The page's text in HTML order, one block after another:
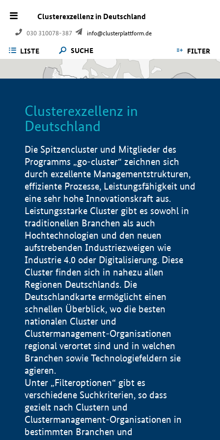
Clusterexzellenz in Deutschland
030 310078-387 info@clusterplattform.de
LISTE SUCHE FILTER
Clusterexzellenz in
Deutschland
Die Spitzencluster und Mitglieder des
Programms „go-cluster“ zeichnen sich
durch exzellente Managementstrukturen,
effiziente Prozesse, Leistungsfähigkeit und
eine sehr hohe Innovationskraft aus.
Leistungsstarke Cluster gibt es sowohl in
traditionellen Branchen als auch
Hochtechnologien und den neuen
aufstrebenden Industriezweigen wie
Industrie 4.0 oder Digitalisierung. Diese
Cluster finden sich in nahezu allen
Regionen Deutschlands. Die
Deutschlandkarte ermöglicht einen
schnellen Überblick, wo die besten
nationalen Cluster und
Clustermanagement-Organisationen
regional verortet sind und in welchen
Branchen sowie Technologiefeldern sie
agieren.
Unter „Filteroptionen“ gibt es
verschiedene Suchkriterien, so dass
gezielt nach Clustern und
Clustermanagement-Organisationen in
bestimmten Branchen und
Impressum
Datenschutzerklärung
BMWE, 2026 ©
100 km © Geobasis-DE / BKG 2015